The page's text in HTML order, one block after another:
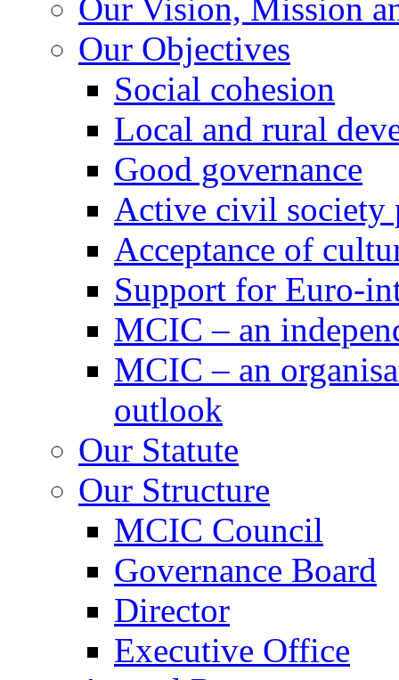
Our Vision, Mission
Our Objectives
Social cohesion
Local and rural
Good governance
Active civil society
Acceptance of
Support for Euro-
MCIC – an
MCIC – an
outlook
Our Statute
Our Structure
MCIC Council
Governance Board
Director
Executive Office